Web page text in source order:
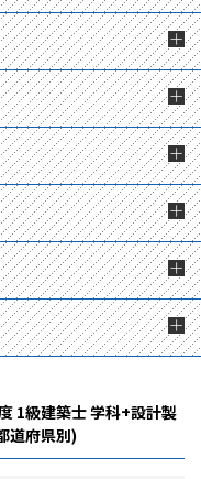
1級建築士 学科+設計製
道府県別)